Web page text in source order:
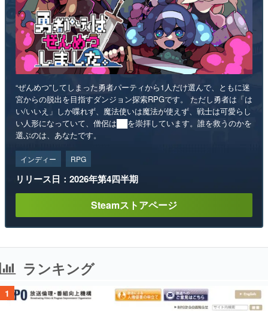
“ぜんめつ”してしまった勇者パーティから1人だけ選んで、ともに迷
宮からの脱出を目指すダンジョン探索RPGです。 ただし勇者は「は
い/いいえ」しか喋れず、魔法使いは魔法が使えず、戦士は可愛らし
い人形になっていて、僧侶は██を崇拝しています。誰を救うのかを
選ぶのは、あなたです。
インディー RPG
リリース日：2026年第4四半期
Steamストアページ
ランキング
1